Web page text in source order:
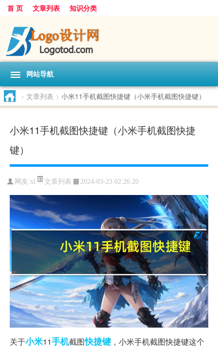
首 页 文章列表 知识分类
网站导航
> 文章列表 > 小米11手机截图快捷键（小米手机截图快捷键）
小米11手机截图快捷键（小米手机截图快捷
键）
网友:xl 文章列表 2024-03-23 02:26:20
关于小米11手机截图快捷键，小米手机截图快捷键这个